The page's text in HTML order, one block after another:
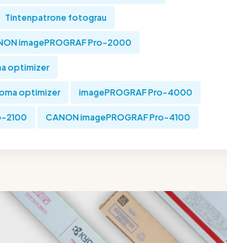
Tintenpatrone fotograu
imagePROGRAF Pro-2000
optimizer
optimizer imagePROGRAF Pro-4000
2100 CANON imagePROGRAF Pro-4100